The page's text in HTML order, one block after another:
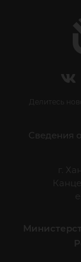
Делитесь
Сведения
г.